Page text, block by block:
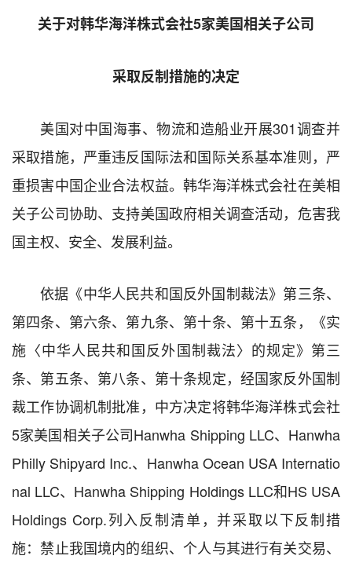
关于对韩华海洋株式会社5家美国相关子公司
采取反制措施的决定
美国对中国海事、物流和造船业开展301调查并
采取措施，严重违反国际法和国际关系基本准则，严
重损害中国企业合法权益。韩华海洋株式会社在美相
关子公司协助、支持美国政府相关调查活动，危害我
国主权、安全、发展利益。
依据《中华人民共和国反外国制裁法》第三条、
第四条、第六条、第九条、第十条、第十五条，《实
施〈中华人民共和国反外国制裁法〉的规定》第三
条、第五条、第八条、第十条规定，经国家反外国制
裁工作协调机制批准，中方决定将韩华海洋株式会社
5家美国相关子公司Hanwha Shipping LLC、Hanwha
Philly Shipyard Inc.、Hanwha Ocean USA Internatio
nal LLC、Hanwha Shipping Holdings LLC和HS USA
Holdings Corp.列入反制清单，并采取以下反制措
施：禁止我国境内的组织、个人与其进行有关交易、